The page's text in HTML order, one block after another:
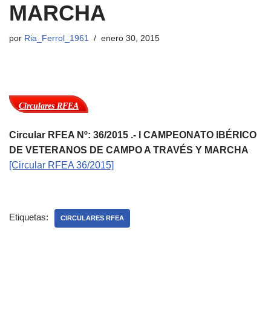
MARCHA
por Ria_Ferrol_1961 enero 30, 2015
Circulares RFEA
Circular RFEA Nº: 36/2015 .- I CAMPEONATO IBÉRICO
DE VETERANOS DE CAMPO A TRAVÉS Y MARCHA
[Circular RFEA 36/2015]
Etiquetas: CIRCULARES RFEA